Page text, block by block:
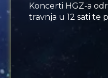
Koncerti HGZ-a
travnja u 12 sati te